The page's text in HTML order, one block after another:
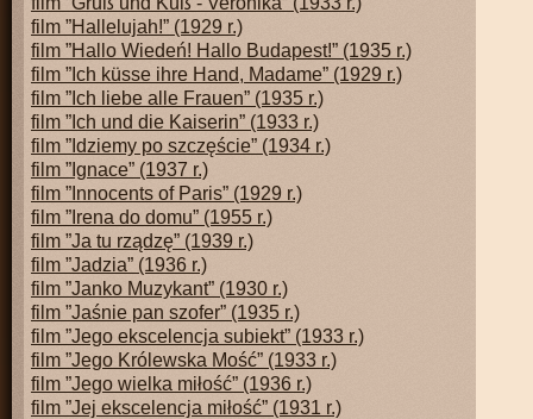
film ”Hallelujah!” (1929 r.)
film ”Hallo Wiedeń! Hallo Budapest!” (1935 r.)
film ”Ich küsse ihre Hand, Madame” (1929 r.)
film ”Ich liebe alle Frauen” (1935 r.)
film ”Ich und die Kaiserin” (1933 r.)
film ”Idziemy po szczęście” (1934 r.)
film ”Ignace” (1937 r.)
film ”Innocents of Paris” (1929 r.)
film ”Irena do domu” (1955 r.)
film ”Ja tu rządzę” (1939 r.)
film ”Jadzia” (1936 r.)
film ”Janko Muzykant” (1930 r.)
film ”Jaśnie pan szofer” (1935 r.)
film ”Jego ekscelencja subiekt” (1933 r.)
film ”Jego Królewska Mość” (1933 r.)
film ”Jego wielka miłość” (1936 r.)
film ”Jej ekscelencja miłość” (1931 r.)